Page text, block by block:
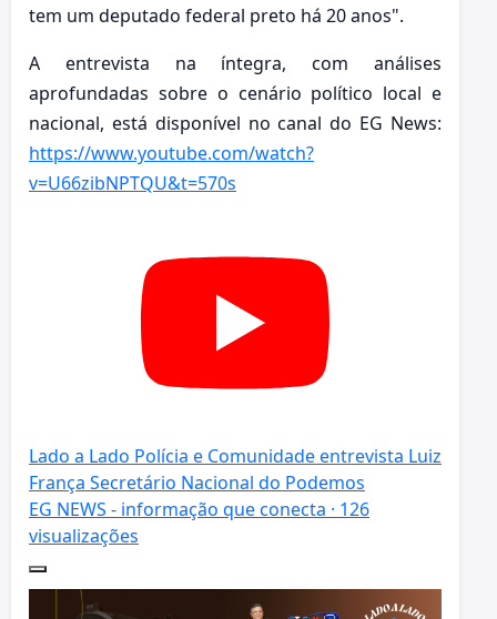
tem um deputado federal preto há 20 anos".
A entrevista na íntegra, com análises
aprofundadas sobre o cenário político local e
nacional, está disponível no canal do EG News:
https://www.youtube.com/watch?
v=U66zibNPTQU&t=570s
Lado a Lado Polícia e Comunidade entrevista Luiz
França Secretário Nacional do Podemos
EG NEWS - informação que conecta · 126
visualizações